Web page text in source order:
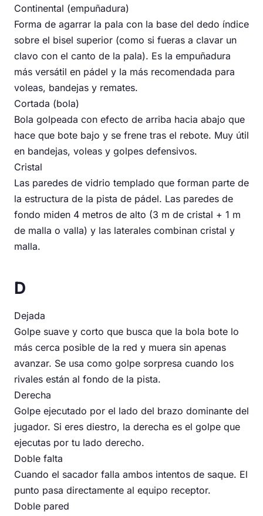
Continental (empuñadura)
Forma de agarrar la pala con la base del dedo índice
sobre el bisel superior (como si fueras a clavar un
clavo con el canto de la pala). Es la empuñadura
más versátil en pádel y la más recomendada para
voleas, bandejas y remates.
Cortada (bola)
Bola golpeada con efecto de arriba hacia abajo que
hace que bote bajo y se frene tras el rebote. Muy útil
en bandejas, voleas y golpes defensivos.
Cristal
Las paredes de vidrio templado que forman parte de
la estructura de la pista de pádel. Las paredes de
fondo miden 4 metros de alto (3 m de cristal + 1 m
de malla o valla) y las laterales combinan cristal y
malla.
D
Dejada
Golpe suave y corto que busca que la bola bote lo
más cerca posible de la red y muera sin apenas
avanzar. Se usa como golpe sorpresa cuando los
rivales están al fondo de la pista.
Derecha
Golpe ejecutado por el lado del brazo dominante del
jugador. Si eres diestro, la derecha es el golpe que
ejecutas por tu lado derecho.
Doble falta
Cuando el sacador falla ambos intentos de saque. El
punto pasa directamente al equipo receptor.
Doble pared